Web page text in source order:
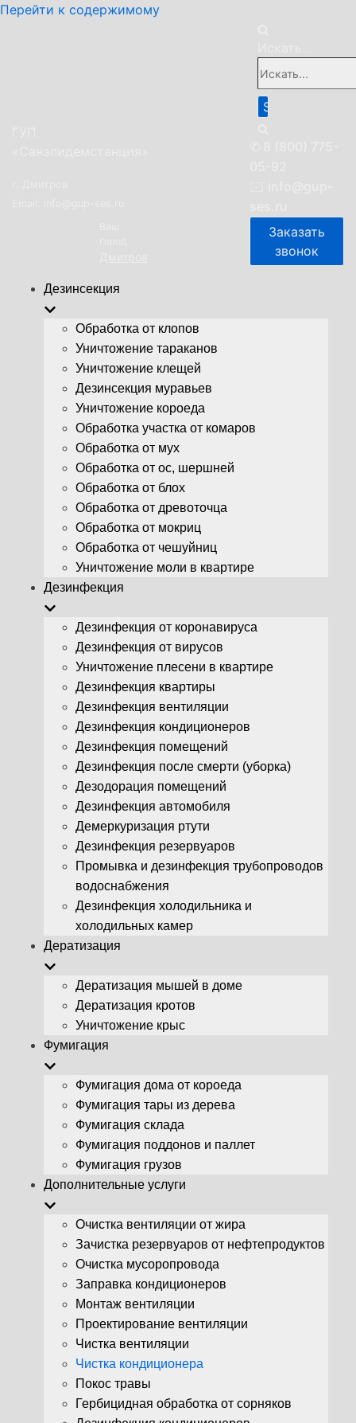
Перейти к содержимому
Заказать
звонок
Дезинсекция
Обработка от клопов
Уничтожение тараканов
Уничтожение клещей
Дезинсекция муравьев
Уничтожение короеда
Обработка участка от комаров
Обработка от мух
Обработка от ос, шершней
Обработка от блох
Обработка от древоточца
Обработка от мокриц
Обработка от чешуйниц
Уничтожение моли в квартире
Дезинфекция
Дезинфекция от коронавируса
Дезинфекция от вирусов
Уничтожение плесени в квартире
Дезинфекция квартиры
Дезинфекция вентиляции
Дезинфекция кондиционеров
Дезинфекция помещений
Дезинфекция после смерти (уборка)
Дезодорация помещений
Дезинфекция автомобиля
Демеркуризация ртути
Дезинфекция резервуаров
Промывка и дезинфекция трубопроводов
водоснабжения
Дезинфекция холодильника и
холодильных камер
Дератизация
Дератизация мышей в доме
Дератизация кротов
Уничтожение крыс
Фумигация
Фумигация дома от короеда
Фумигация тары из дерева
Фумигация склада
Фумигация поддонов и паллет
Фумигация грузов
Дополнительные услуги
Очистка вентиляции от жира
Зачистка резервуаров от нефтепродуктов
Очистка мусоропровода
Заправка кондиционеров
Монтаж вентиляции
Проектирование вентиляции
Чистка вентиляции
Чистка кондиционера
Покос травы
Гербицидная обработка от сорняков